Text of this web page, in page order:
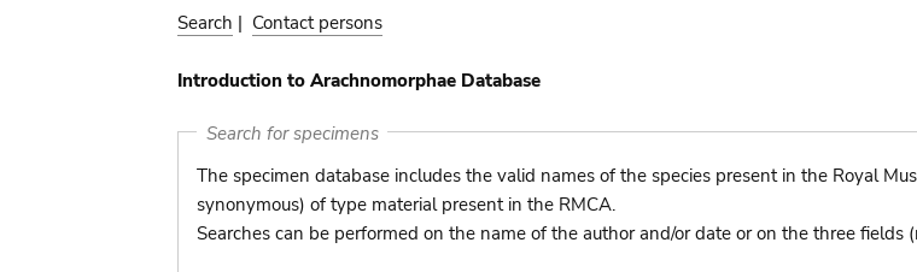
Search | Contact persons
Introduction to Arachnomorphae Database
Search for specimens
The specimen database includes the valid names of the species present in the Royal
synonymous) of type material present in the RMCA.
Searches can be performed on the name of the author and/or date or on the three fields